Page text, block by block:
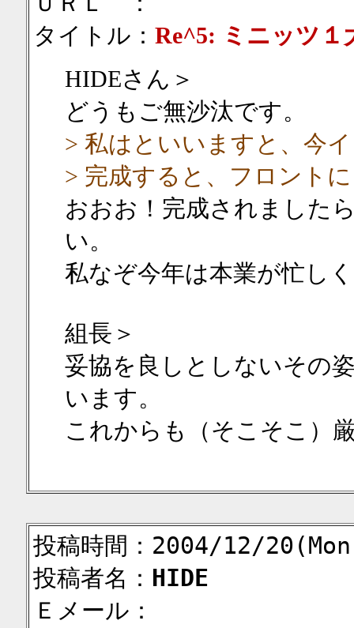
タイトル： Re^5: ミニッツ１
HIDEさん＞
どうもご無沙汰です。
> 私はといいますと、今
> 完成すると、フロント
おおお！完成されました
い。
私なぞ今年は本業が忙し
組長＞
妥協を良しとしないその
います。
これからも（そこそこ）
投稿時間：2004/12/
投稿者名： HIDE
Ｅメール：